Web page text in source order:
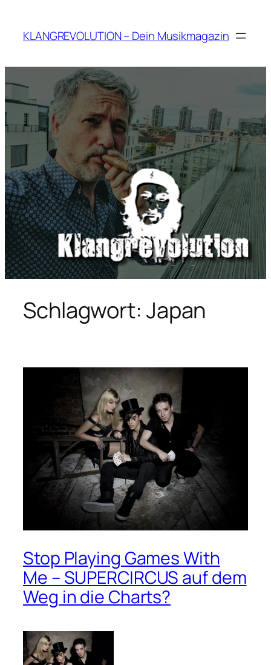
springen
KLANGREVOLUTION – Dein Musikmagazin
Schlagwort: Japan
Stop Playing Games With
Me – SUPERCIRCUS auf dem
Weg in die Charts?